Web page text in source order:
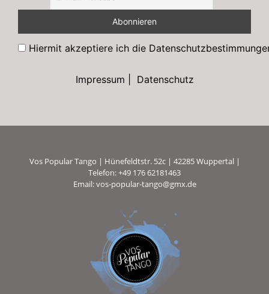
Hiermit akzeptiere ich die
Impressum Datenschutz
Vos Popular Tango | Hünefeldtstr. 52c | 42285 Wuppertal |
Telefon: +49 176 62181463
Email:vos-popular-tango@gmx.de